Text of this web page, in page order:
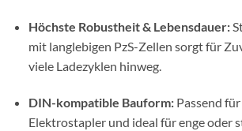
Höchste Robustheit & Lebensdauer:
mit langlebigen PzS-Zellen sorgt für
viele Ladezyklen hinweg.
DIN-kompatible Bauform:Passend für
Elektrostapler und ideal für enge oder